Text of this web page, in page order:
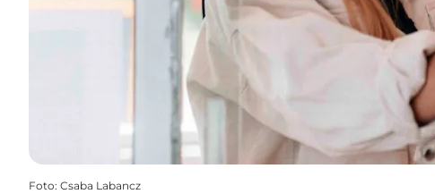
Foto: Csaba Labancz